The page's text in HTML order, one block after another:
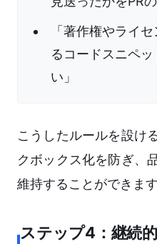
「著作権やライ
るコードスニペ
い」
こうしたルールを設け
クボックス化を防ぎ、
維持することができます
ステップ4：継続